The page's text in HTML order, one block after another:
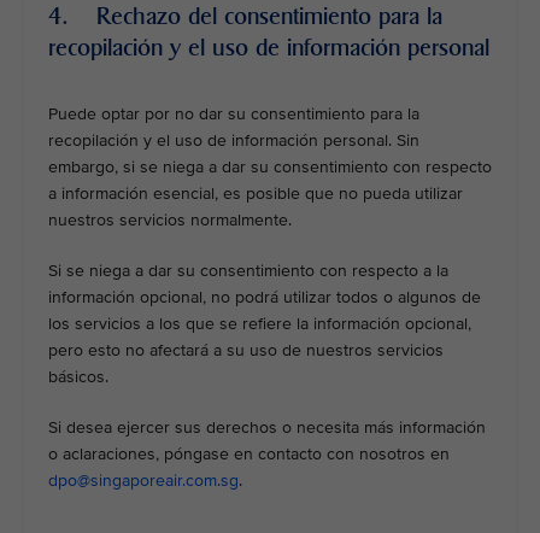
4. Rechazo del consentimiento para la
recopilación y el uso de información personal
Puede optar por no dar su consentimiento para la
recopilación y el uso de información personal. Sin
embargo, si se niega a dar su consentimiento con respecto
a información esencial, es posible que no pueda utilizar
nuestros servicios normalmente.
Si se niega a dar su consentimiento con respecto a la
información opcional, no podrá utilizar todos o algunos de
los servicios a los que se refiere la información opcional,
pero esto no afectará a su uso de nuestros servicios
básicos.
Si desea ejercer sus derechos o necesita más información
o aclaraciones, póngase en contacto con nosotros en
dpo@singaporeair.com.sg.